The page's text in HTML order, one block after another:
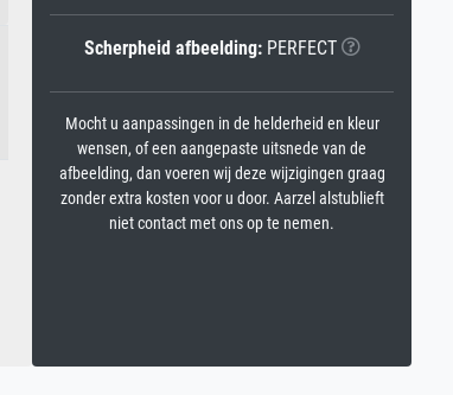
Scherpheid afbeelding:PERFECT
Mocht u aanpassingen in de helderheid en kleur
wensen, of een aangepaste uitsnede van de
afbeelding, dan voeren wij deze wijzigingen graag
zonder extra kosten voor u door. Aarzel alstublieft
niet contact met ons op te nemen.